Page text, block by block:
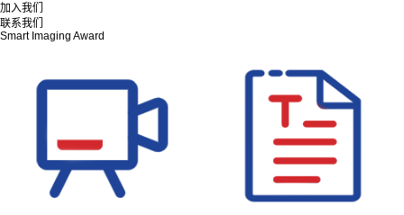
加入我们
联系我们
Smart Imaging Award